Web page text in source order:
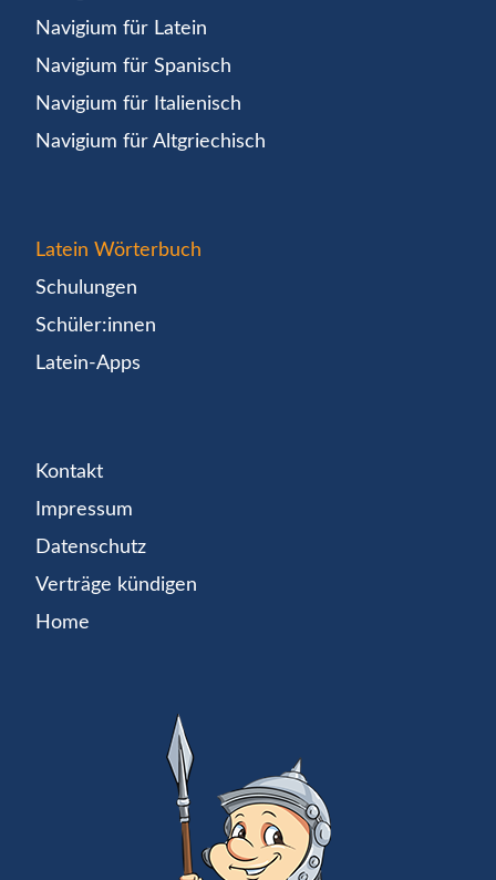
Navigium für Latein
Navigium für Spanisch
Navigium für Italienisch
Navigium für Altgriechisch
Latein Wörterbuch
Schulungen
Schüler:innen
Latein-Apps
Kontakt
Impressum
Datenschutz
Verträge kündigen
Home